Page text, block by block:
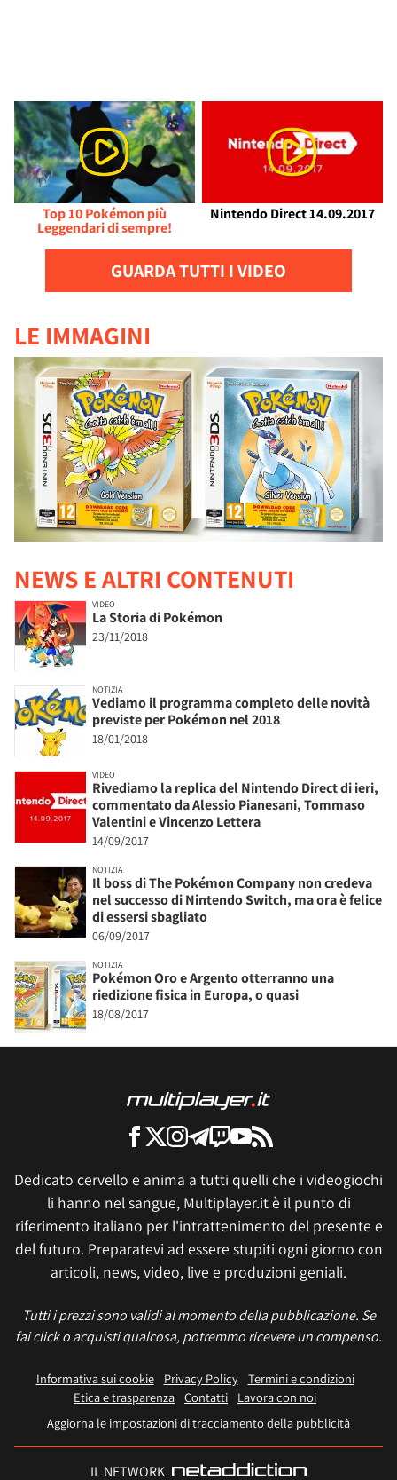
Top 10 Pokémon più
Leggendari di sempre!
Nintendo Direct 14.09.2017
GUARDA TUTTI I VIDEO
LE IMMAGINI
NEWS E ALTRI CONTENUTI
VIDEO
La Storia di Pokémon
23/11/2018
NOTIZIA
Vediamo il programma completo delle novità
previste per Pokémon nel 2018
18/01/2018
VIDEO
Rivediamo la replica del Nintendo Direct di ieri,
commentato da Alessio Pianesani, Tommaso
Valentini e Vincenzo Lettera
14/09/2017
NOTIZIA
Il boss di The Pokémon Company non credeva
nel successo di Nintendo Switch, ma ora è felice
di essersi sbagliato
06/09/2017
NOTIZIA
Pokémon Oro e Argento otterranno una
riedizione fisica in Europa, o quasi
18/08/2017
Dedicato cervello e anima a tutti quelli che i videogiochi
li hanno nel sangue, Multiplayer.it è il punto di
riferimento italiano per l'intrattenimento del presente e
del futuro. Preparatevi ad essere stupiti ogni giorno con
articoli, news, video, live e produzioni geniali.
Tutti i prezzi sono validi al momento della pubblicazione. Se
fai click o acquisti qualcosa, potremmo ricevere un compenso.
Informativa sui cookie Privacy Policy
Termini e condizioni
Etica e trasparenza Contatti
Lavora con noi
Aggiorna le impostazioni di tracciamento della pubblicità
IL NETWORK